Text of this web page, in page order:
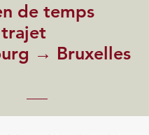
de temps
→ Bruxelles